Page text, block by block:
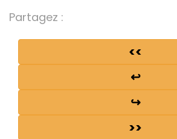
Partagez :
<<
↩
↪
>>